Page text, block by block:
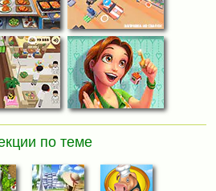
по теме